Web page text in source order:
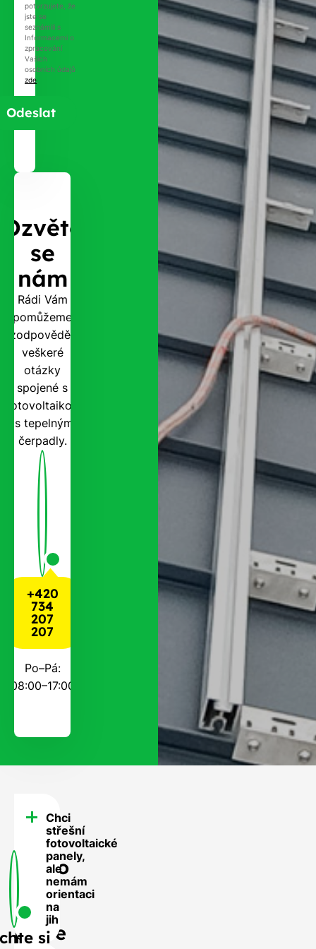
Ozvěte
se
nám
Rádi Vám
pomůžeme
zodpovědět
veškeré
otázky
spojené s
fotovoltaikou
i s tepelnými
čerpadly.
+420
734
207
207
Po–Pá:
08:00–17:00
potvrzujete, že
jste se
seznámili s
Informacemi o
zpracování
Vašich
osobních údajů
zde
FAQ
-
Často
se
nás
ptáte
Chci
střešní
fotovoltaické
panely,
ale
nemám
orientaci
na
jih
si